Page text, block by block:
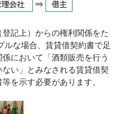
記上）からの権利関係をた
ルな場合、賃貸借契約書で足
において「酒類販売を行う
い」とみなされる賃貸借契
を示す必要があります。